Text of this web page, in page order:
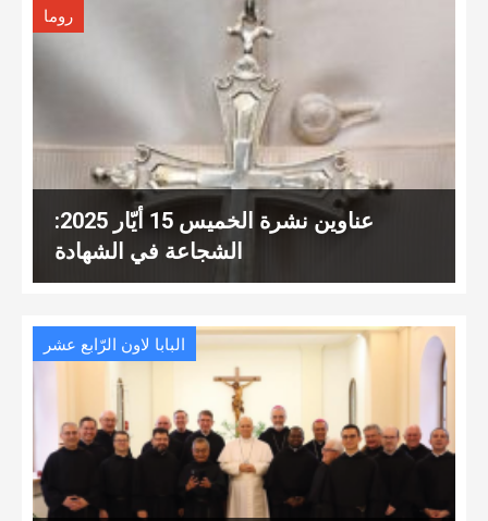
روما
عناوين نشرة الخميس 15 أيّار 2025:
الشجاعة في الشهادة
البابا لاون الرّابع عشر